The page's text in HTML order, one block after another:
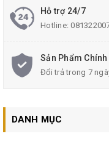
Hỗ trợ 24/7
Hotline:
Sản Phẩm
Đổi trả trong 7
DANH MỤC